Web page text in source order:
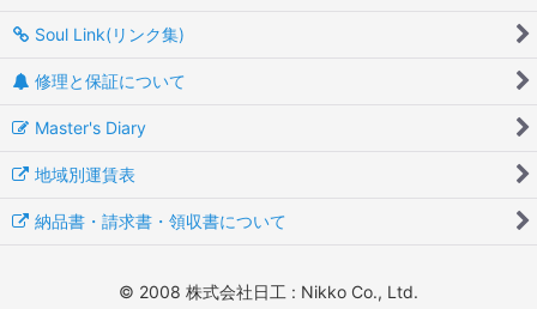
Soul Link(リンク集)
修理と保証について
Master's Diary
地域別運賃表
納品書・請求書・領収書について
© 2008 株式会社日工 : Nikko Co., Ltd.